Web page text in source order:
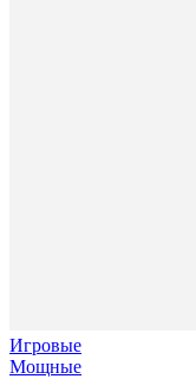
Игровые
Мощные